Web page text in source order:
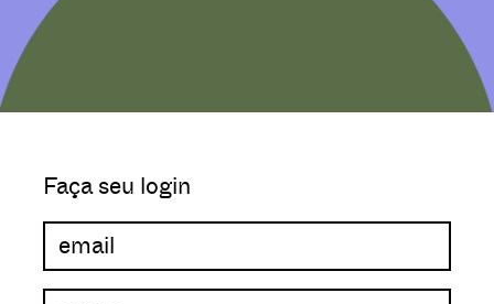
Faça seu login